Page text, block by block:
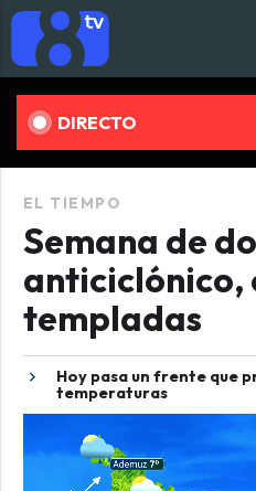
DIRECTO
EL TIEMPO
Semana de
anticiclónico,
templadas
Hoy pasa un frente que
temperaturas